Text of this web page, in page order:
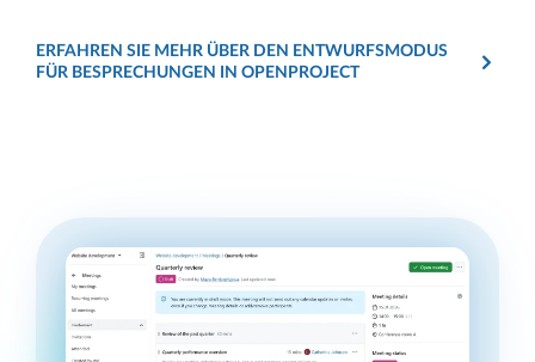
ERFAHREN SIE MEHR ÜBER DEN ENTWURFSMODUS
FÜR BESPRECHUNGEN IN OPENPROJECT